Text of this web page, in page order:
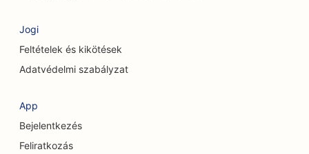
SEO kozmetikai sebészek számára
SEO a Hitelszövetkezetek számára
Jogi
Feltételek és kikötések
Adatvédelmi szabályzat
App
Bejelentkezés
Feliratkozás